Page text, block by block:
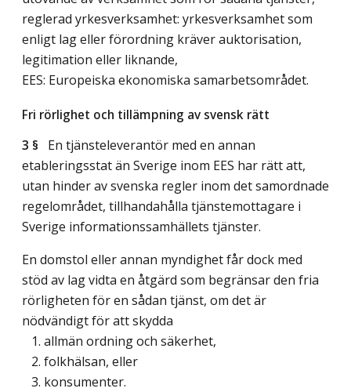
reglerad yrkesverksamhet: yrkesverksamhet som
enligt lag eller förordning kräver auktorisation,
legitimation eller liknande,
EES: Europeiska ekonomiska samarbetsområdet.
Fri rörlighet och tillämpning av svensk rätt
3 § En tjänsteleverantör med en annan
etableringsstat än Sverige inom EES har rätt att,
utan hinder av svenska regler inom det samordnade
regelområdet, tillhandahålla tjänstemottagare i
Sverige informationssamhällets tjänster.
En domstol eller annan myndighet får dock med
stöd av lag vidta en åtgärd som begränsar den fria
rörligheten för en sådan tjänst, om det är
nödvändigt för att skydda
1. allmän ordning och säkerhet,
2. folkhälsan, eller
3. konsumenter.